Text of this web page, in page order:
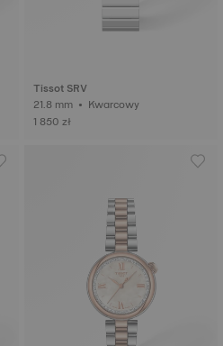
Tissot SRV
21.8 mm • Kwarcowy
1 850 zł